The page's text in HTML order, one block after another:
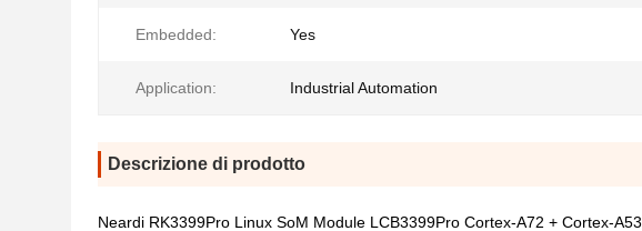
Embedded: Yes
Application: Industrial Automation
Descrizione di prodotto
Neardi RK3399Pro Linux SoM Module LCB3399Pro Cortex-A72 + Cortex-A53